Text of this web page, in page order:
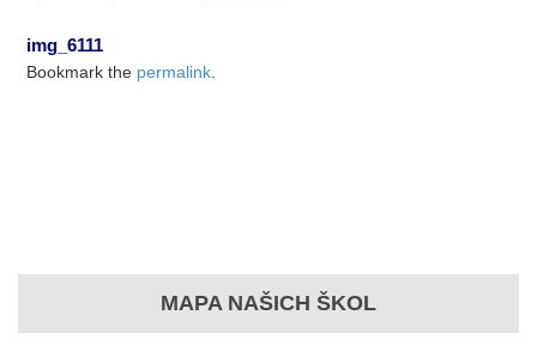
img_6111
Bookmark the permalink
MAPA NAŠICH ŠKOL